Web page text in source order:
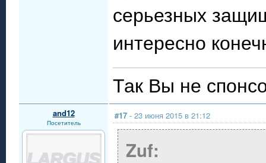
серьезных
интересно
Так Вы не
and12
Посетитель
#17 - 23 июня 2015 в 21:12
Zuf: